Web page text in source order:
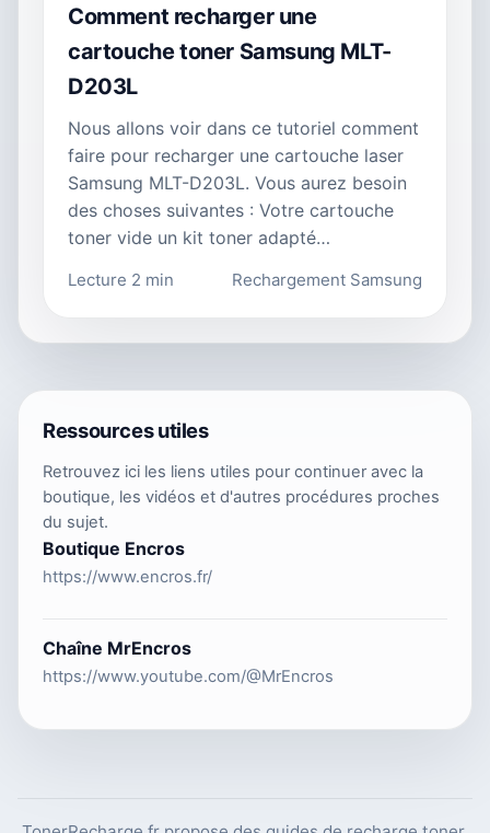
Comment recharger une
cartouche toner Samsung MLT-
D203L
Nous allons voir dans ce tutoriel comment
faire pour recharger une cartouche laser
Samsung MLT-D203L. Vous aurez besoin
des choses suivantes : Votre cartouche
toner vide un kit toner adapté…
Lecture 2 min Rechargement Samsung
Ressources utiles
Retrouvez ici les liens utiles pour continuer avec la
boutique, les vidéos et d'autres procédures proches
du sujet.
Boutique Encros
https://www.encros.fr/
Chaîne MrEncros
https://www.youtube.com/@MrEncros